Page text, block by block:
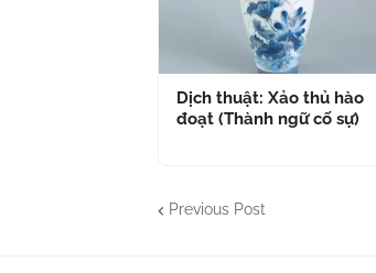
Dịch thuật: Xảo thủ hào
đoạt (Thành ngữ cố sự)
Previous Post